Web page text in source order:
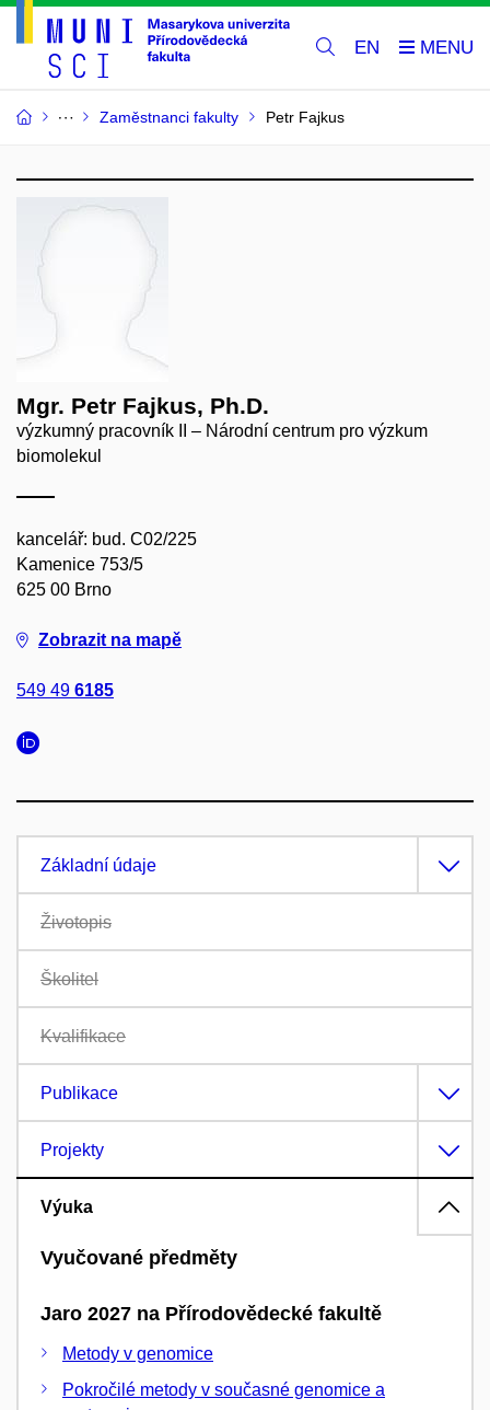
EN
Zaměstnanci fakulty Petr Fajkus
Mgr. Petr Fajkus, Ph.D.
výzkumný pracovník II – Národní centrum pro výzkum
biomolekul
kancelář: bud. C02/225
Kamenice 753/5
625 00 Brno
Zobrazit na mapě
549 49 6185
Základní údaje
Životopis
Školitel
Kvalifikace
Publikace
Projekty
Výuka
Vyučované předměty
Jaro 2027 na Přírodovědecké fakultě
Metody v genomice
Pokročilé metody v současné genomice a